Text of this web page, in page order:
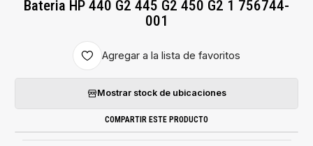
Bateria HP 440 G2 445 G2 450 G2 1 756744-
001
Agregar a la lista de favoritos
Mostrar stock de ubicaciones
COMPARTIR ESTE PRODUCTO